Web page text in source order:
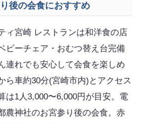
後の会食におすすめ
ィ宮崎 レストランは和洋食の店
ビーチェア・おむつ替え台完備
連れでも安心して会食を楽しめ
ら車約30分(宮崎市内)とアクセス
は1人3,000〜6,000円が目安。電
農神社のお宮参り後の会食。赤